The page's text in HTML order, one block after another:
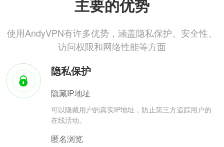
主要的优势
使用AndyVPN有许多优势，涵盖隐私保护、安全性、
访问权限和网络性能等方面
隐私保护
隐藏IP地址
可以隐藏用户的真实IP地址，防止第三方追踪用户的
在线活动。
匿名浏览